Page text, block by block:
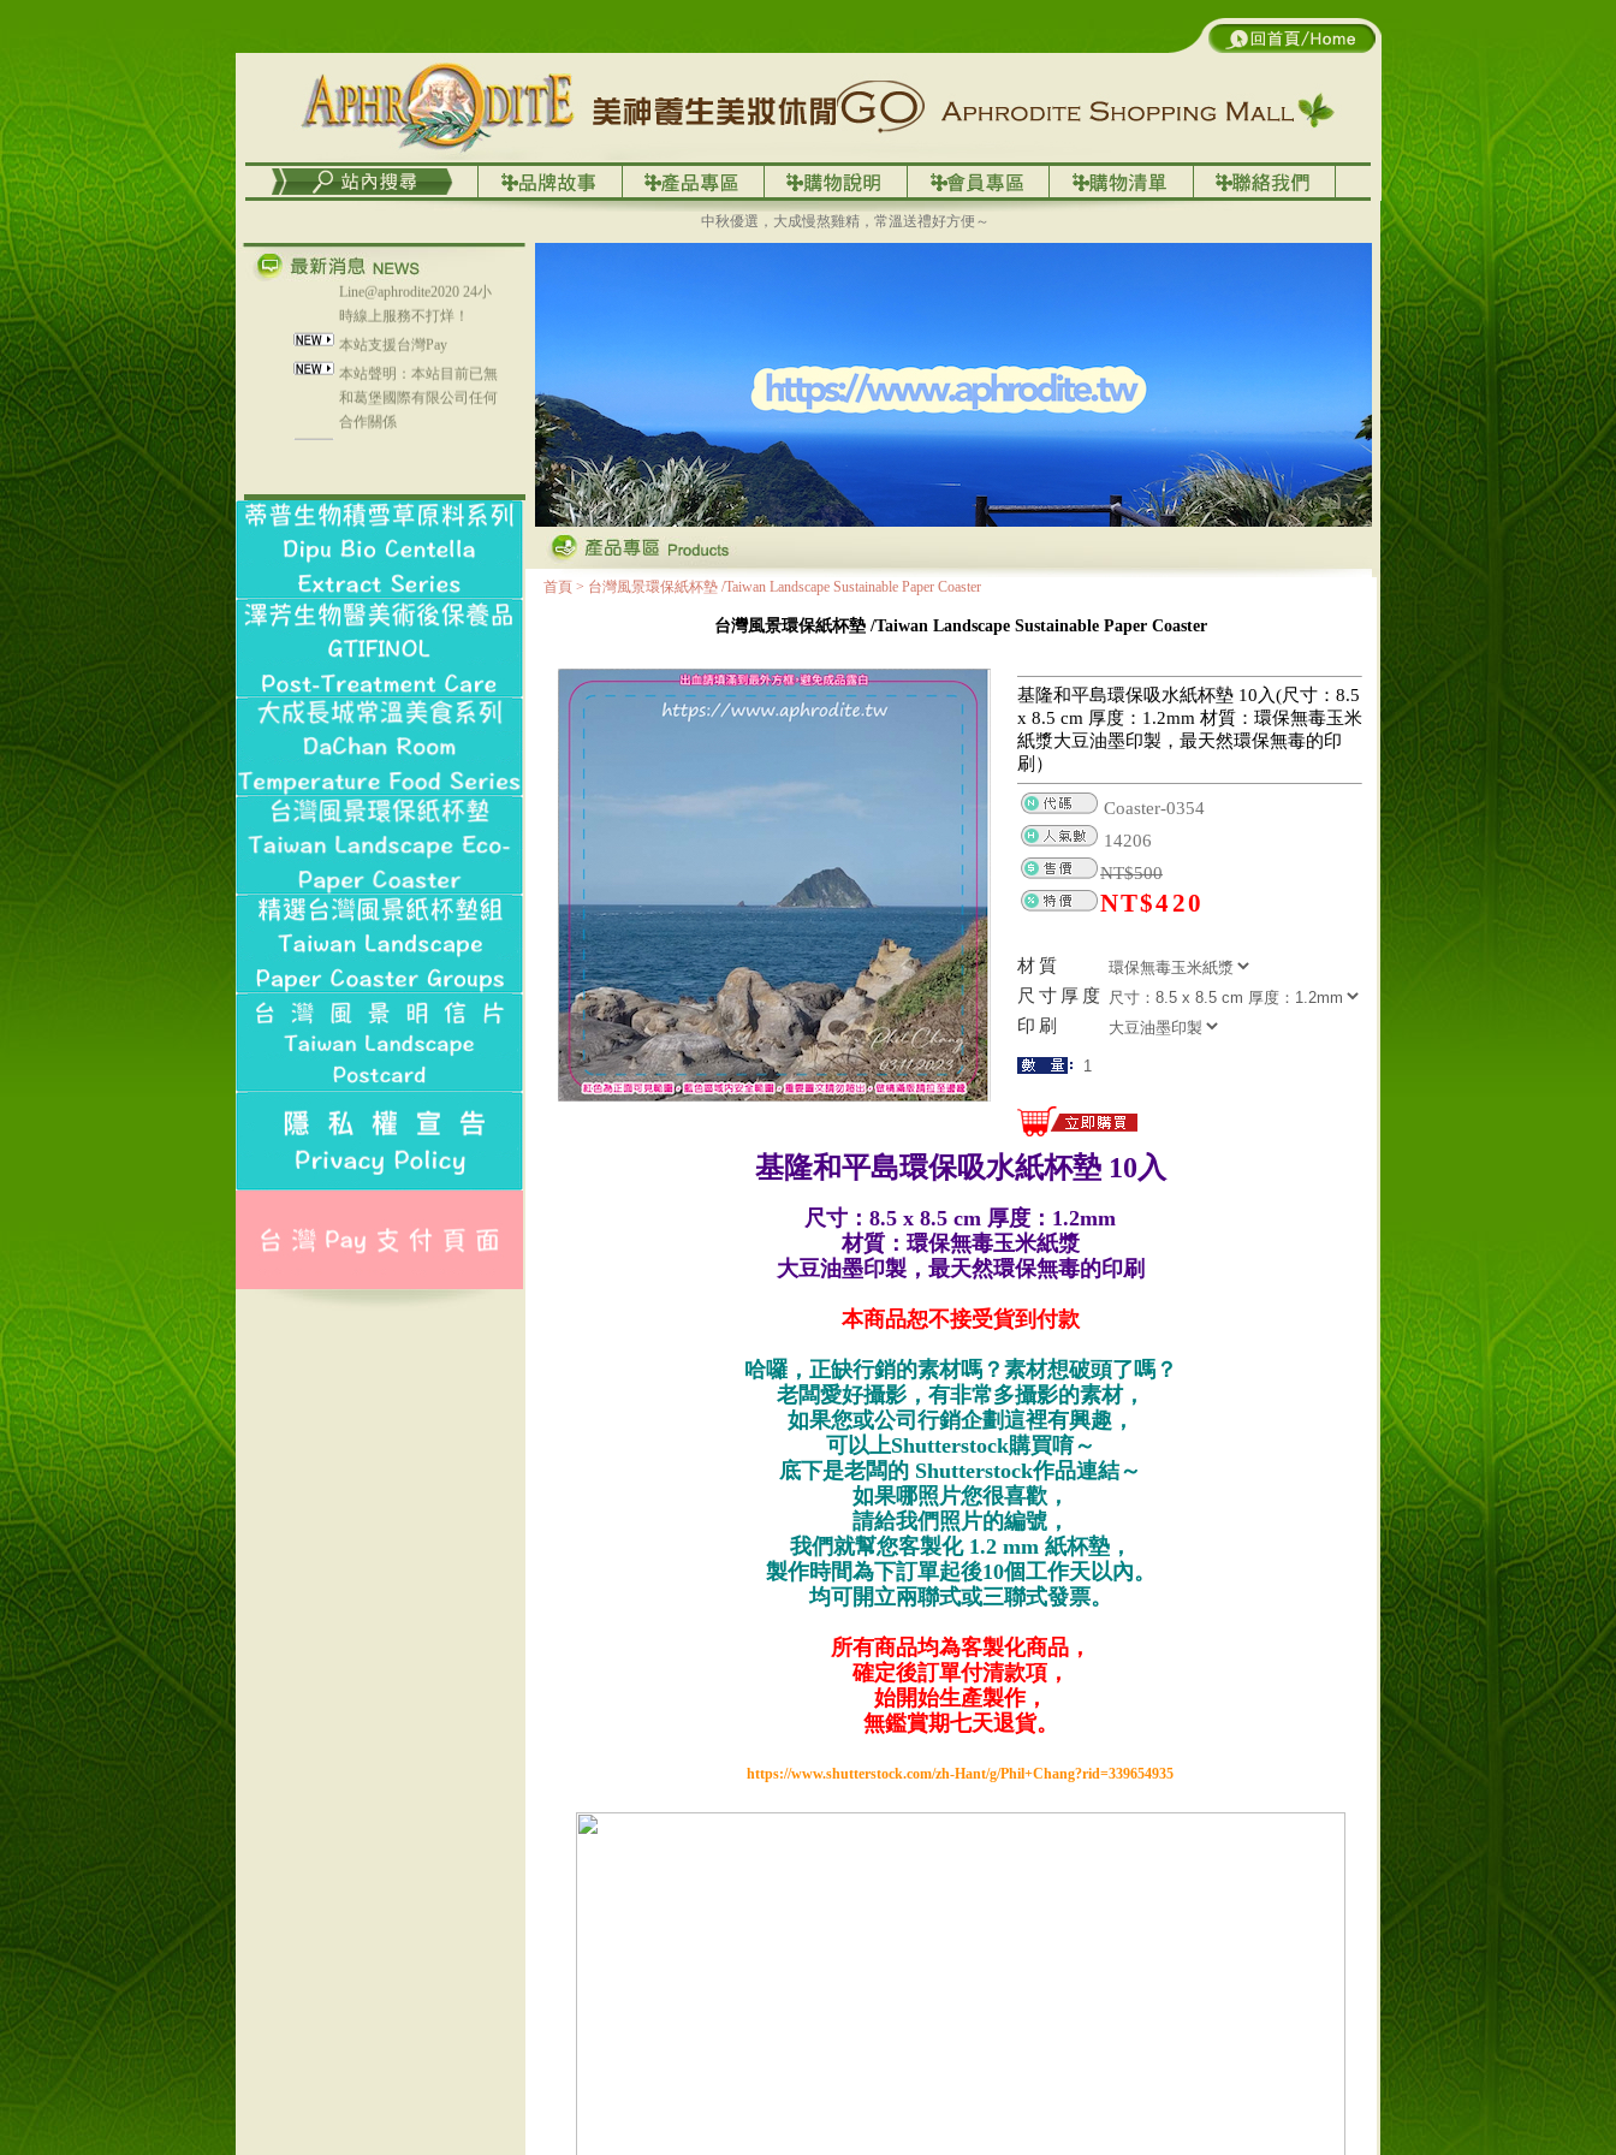
中秋優選，大成慢熬雞精，常溫送禮好方便～
在外租屋者、居住處無管
理員、不方便在工作地點
取件者，歡迎多多使用
【郵局i郵箱】的服務喔～
【i郵箱】設立的地點，請
成功加入
Line@aphrodite2020 24小
時線上服務不打烊！
本站支援台灣Pay
本站聲明：本站目前已無
和葛堡國際有限公司任何
合作關係
本站支援支付宝
NT$320(RMB￥71.00)
首頁 > 台灣風景環保紙杯墊 /Taiwan Landscape Sustainable Paper Coaster
台灣風景環保紙杯墊 /Taiwan Landscape Sustainable Paper Coaster
基隆和平島環保吸水紙杯墊 10入(尺寸：8.5
x 8.5 cm 厚度：1.2mm 材質：環保無毒玉米
紙漿大豆油墨印製，最天然環保無毒的印
刷）
Coaster-0354
14206
NT$500
NT$420
材質
尺寸厚度
印刷
基隆和平島環保吸水紙杯墊 10入
尺寸：8.5 x 8.5 cm 厚度：1.2mm
材質：環保無毒玉米紙漿
大豆油墨印製，最天然環保無毒的印刷
本商品恕不接受貨到付款
哈囉，正缺行銷的素材嗎？素材想破頭了嗎？
老闆愛好攝影，有非常多攝影的素材，
如果您或公司行銷企劃這裡有興趣，
可以上Shutterstock購買唷～
底下是老闆的 Shutterstock作品連結～
如果哪照片您很喜歡，
請給我們照片的編號，
我們就幫您客製化 1.2 mm 紙杯墊，
製作時間為下訂單起後10個工作天以內。
均可開立兩聯式或三聯式發票。
所有商品均為客製化商品，
確定後訂單付清款項，
始開始生產製作，
無鑑賞期七天退貨。
https://www.shutterstock.com/zh-Hant/g/Phil+Chang?rid=339654935